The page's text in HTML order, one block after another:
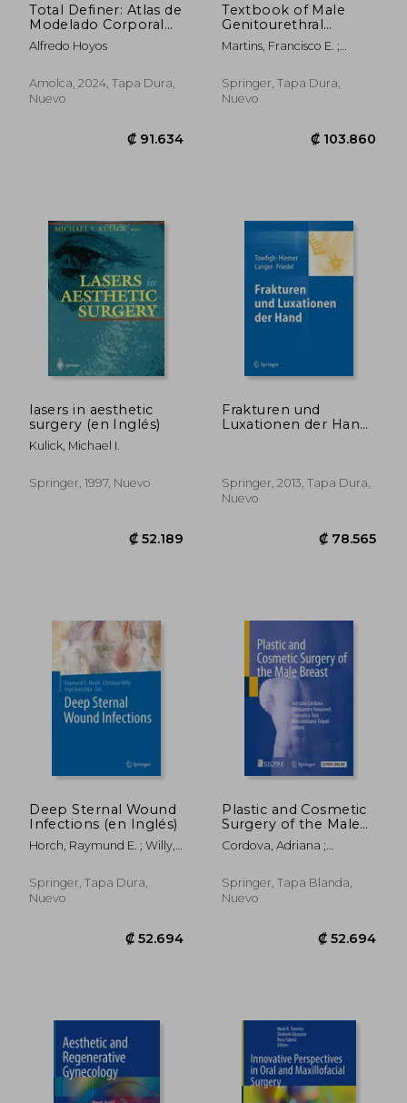
Total Definer: Atlas de
Modelado Corporal
Avanzado. Incluye e-
book
Alfredo Hoyos
Amolca, 2024, Tapa Dura,
Nuevo
Textbook of Male
Genitourethral
Reconstruction (en
Inglés)
Martins, Francisco E. ;
Tobias S.
Springer, Tapa Dura,
Nuevo
lasers in aesthetic
surgery (en Inglés)
Kulick, Michael I.
Springer, 1997, Nuevo
₡ 52.189
Frakturen und
Luxationen der Hand
Springer, 2013, Tapa Dura,
Nuevo
Deep Sternal Wound
Infections (en Inglés)
Horch, Raymund E. ; Willy,
Springer, Tapa Dura,
Nuevo
Plastic and Cosmetic
Surgery of the Male
Breast (en Inglés)
Cordova, Adriana ;
Francesca
Springer, Tapa Blanda,
Nuevo